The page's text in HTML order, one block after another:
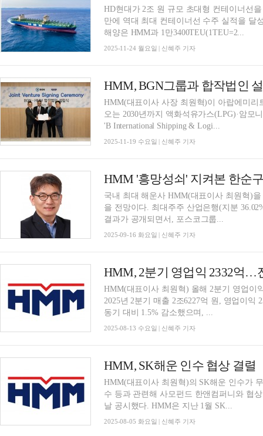
HD현대가 2조 원 규모 초대형 컨테이너선
만에 역대 최대 컨테이너선 수주 실적을 달
해양은 HMM과 1만3400TEU(1TEU=2...
2025-11-24 월요일 | 신혜주 기자
HMM, BGN그룹과 합작법인
HMM(대표이사 사장 최원혁)이 아랍에미
오는 2030년까지 액화석유가스(LPG)·암모
'B International Shipping & Logi...
2025-11-19 수요일 | 신혜주 기자
HMM '흥망성쇠' 지켜본 한순
국내 최대 해운사 HMM(대표이사 최원혁)
을 전망이다. 최대주주 산업은행(지분
결과가 공개되면서, 포스코그룹...
2025-09-16 화요일 | 신혜주 기자
HMM, 2분기 영업익 2332억…
HMM(대표이사 최원혁) 올해 2분기 영업이
2025년 2분기 매출 2조6227억 원, 영업이익
동기 대비 1.5% 감소했으며, ...
2025-08-13 수요일 | 신혜주 기자
HMM, SK해운 인수 협상 결렬
HMM(대표이사 최원혁)의 SK해운 인수가
수 등과 관련해 사모펀드 한앤컴퍼니와 협
날 공시했다. HMM은 지난 1월 SK...
2025-08-05 화요일 | 신혜주 기자